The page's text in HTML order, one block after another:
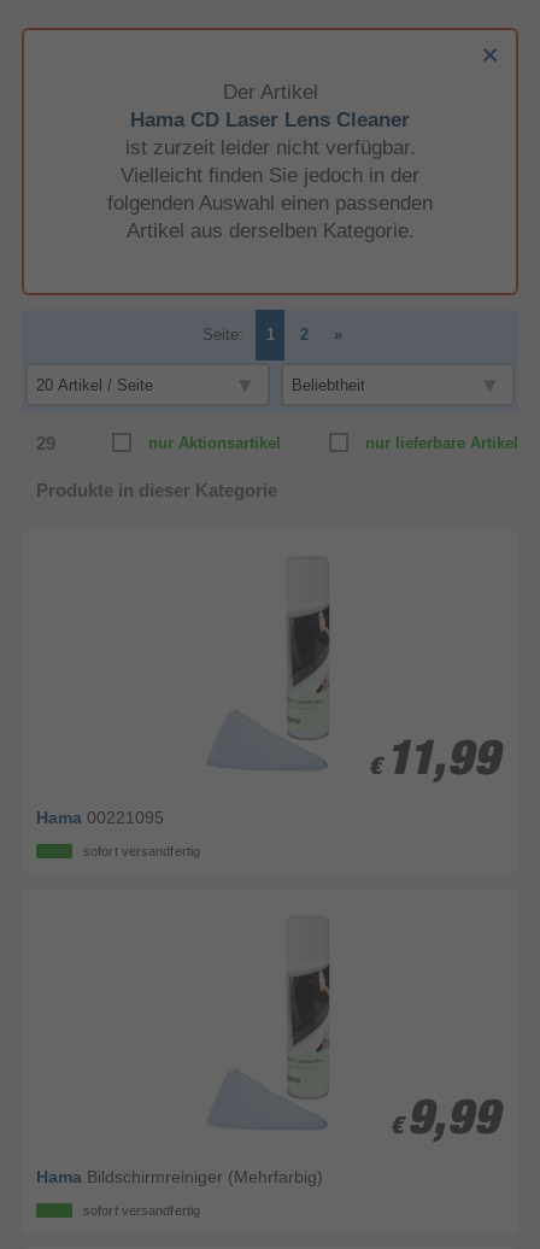
Der Artikel
Hama CD Laser Lens Cleaner
ist zurzeit leider nicht verfügbar.
Vielleicht finden Sie jedoch in der
folgenden Auswahl einen passenden
Artikel aus derselben Kategorie.
Seite: 1 2 »
nur lieferbare Artikel
nur Aktionsartikel
29
Produkte in dieser Kategorie
€ 11,99
€ 11,99
Hama 00221095
sofort versandfertig
€ 9,99
€ 9,99
Hama Bildschirmreiniger (Mehrfarbig)
sofort versandfertig